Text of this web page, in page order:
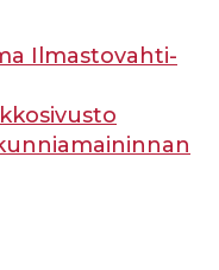
Ilmastovahti-